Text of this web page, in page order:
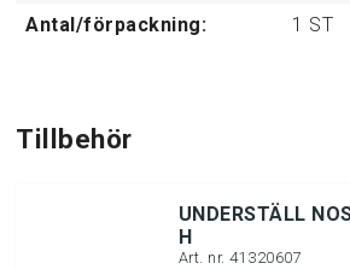
Antal/förpackning:
1 ST
Tillbehör
UNDERSTÄLL
H
Art. nr. 41320607